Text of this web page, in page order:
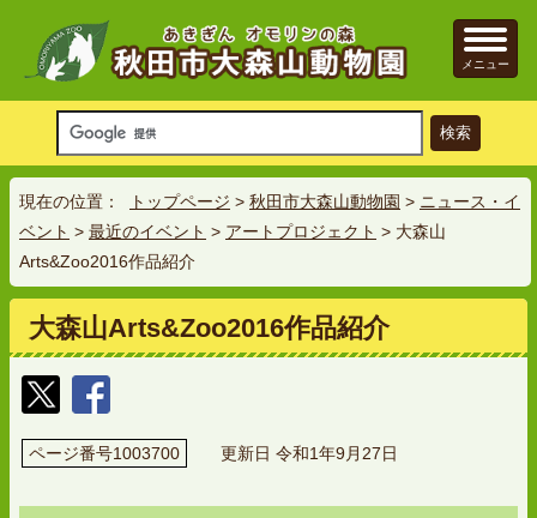
メニュー
現在の位置： トップページ > 秋田市大森山動物園 > ニュース・イ
ベント > 最近のイベント > アートプロジェクト > 大森山
Arts&Zoo2016作品紹介
大森山Arts&Zoo2016作品紹介
ページ番号1003700 更新日 令和1年9月27日